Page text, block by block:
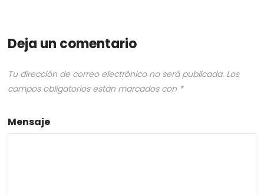
Deja un comentario
Tu dirección de correo electrónico no será publicada. Los
campos obligatorios están marcados con *
Mensaje